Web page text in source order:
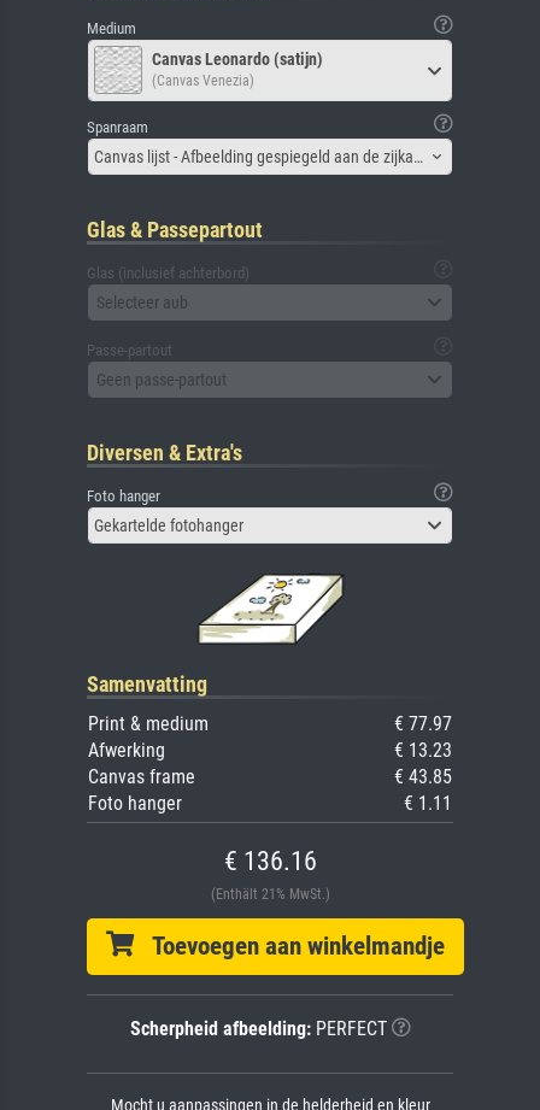
Medium
Canvas Leonardo (satijn)
(Canvas Venezia)
Spanraam
Canvas lijst - Afbeelding gespiegeld aan de zijkant
Glas & Passepartout
Glas (inclusief achterbord)
Selecteer aub
Passe-partout
Geen passe-partout
Diversen & Extra's
Foto hanger
Gekartelde fotohanger
Samenvatting
Print & medium
€ 77.97
Afwerking
€ 13.23
Canvas frame
€ 43.85
Foto hanger
€ 1.11
€ 136.16
(Enthält 21% MwSt.)
Toevoegen aan winkelmandje
Scherpheid afbeelding:PERFECT